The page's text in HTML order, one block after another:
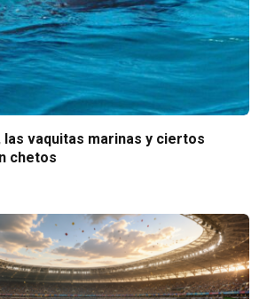
las vaquitas marinas y ciertos
chetos